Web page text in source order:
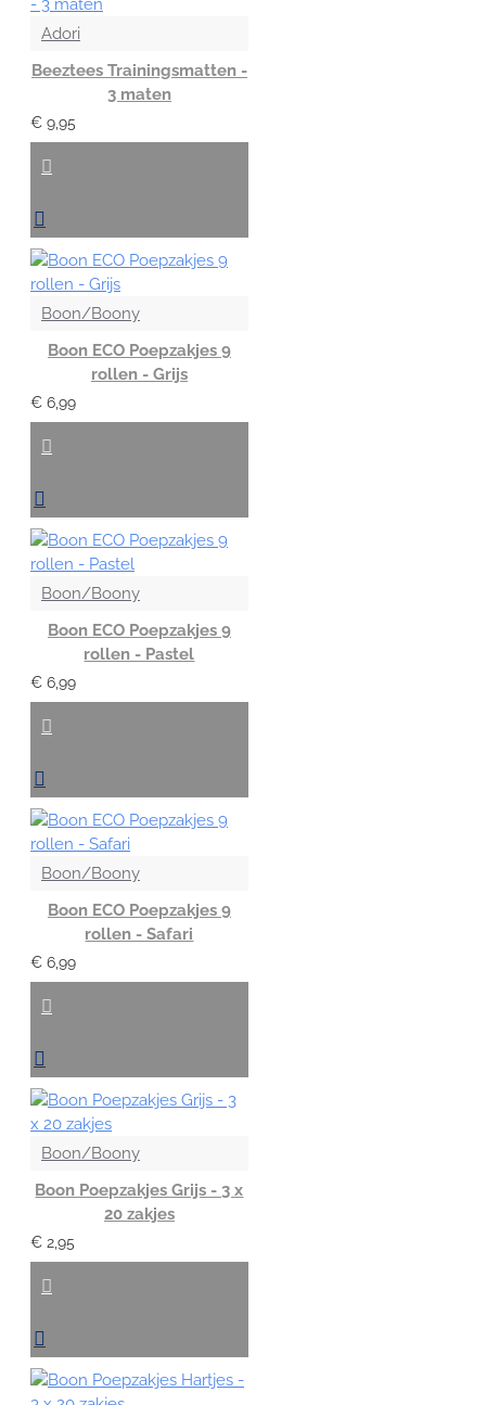
Adori
Beeztees Trainingsmatten -
3 maten
€ 9,95
Boon/Boony
Boon ECO Poepzakjes 9
rollen - Grijs
€ 6,99
Boon/Boony
Boon ECO Poepzakjes 9
rollen - Pastel
€ 6,99
Boon/Boony
Boon ECO Poepzakjes 9
rollen - Safari
€ 6,99
Boon/Boony
Boon Poepzakjes Grijs - 3 x
20 zakjes
€ 2,95